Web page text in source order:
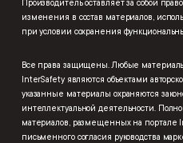
Производитель оставляет за собой
изменения в состав материалов,
при условии сохранения
Все права защищены. Любые
InterSafety являются объектами
указанные материалы охраняются
интеллектуальной деятельности.
материалов, размещенных на портале
письменного согласия руководства